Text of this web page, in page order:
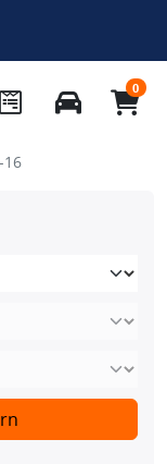
0
16